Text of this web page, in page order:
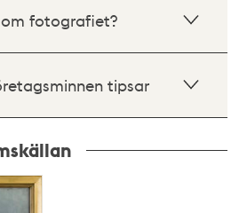
fotografiet?
tipsar